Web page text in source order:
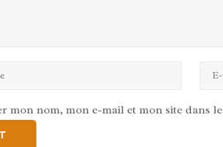
mon nom, mon e-mail et mon site dans